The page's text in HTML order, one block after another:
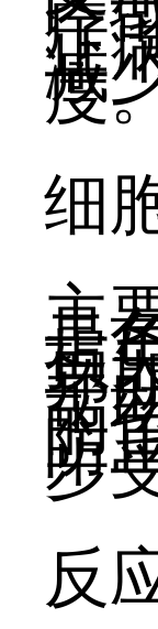
疗
止
减
度
5.
细
主
是
损
早
帮
的
防
步
6.
反